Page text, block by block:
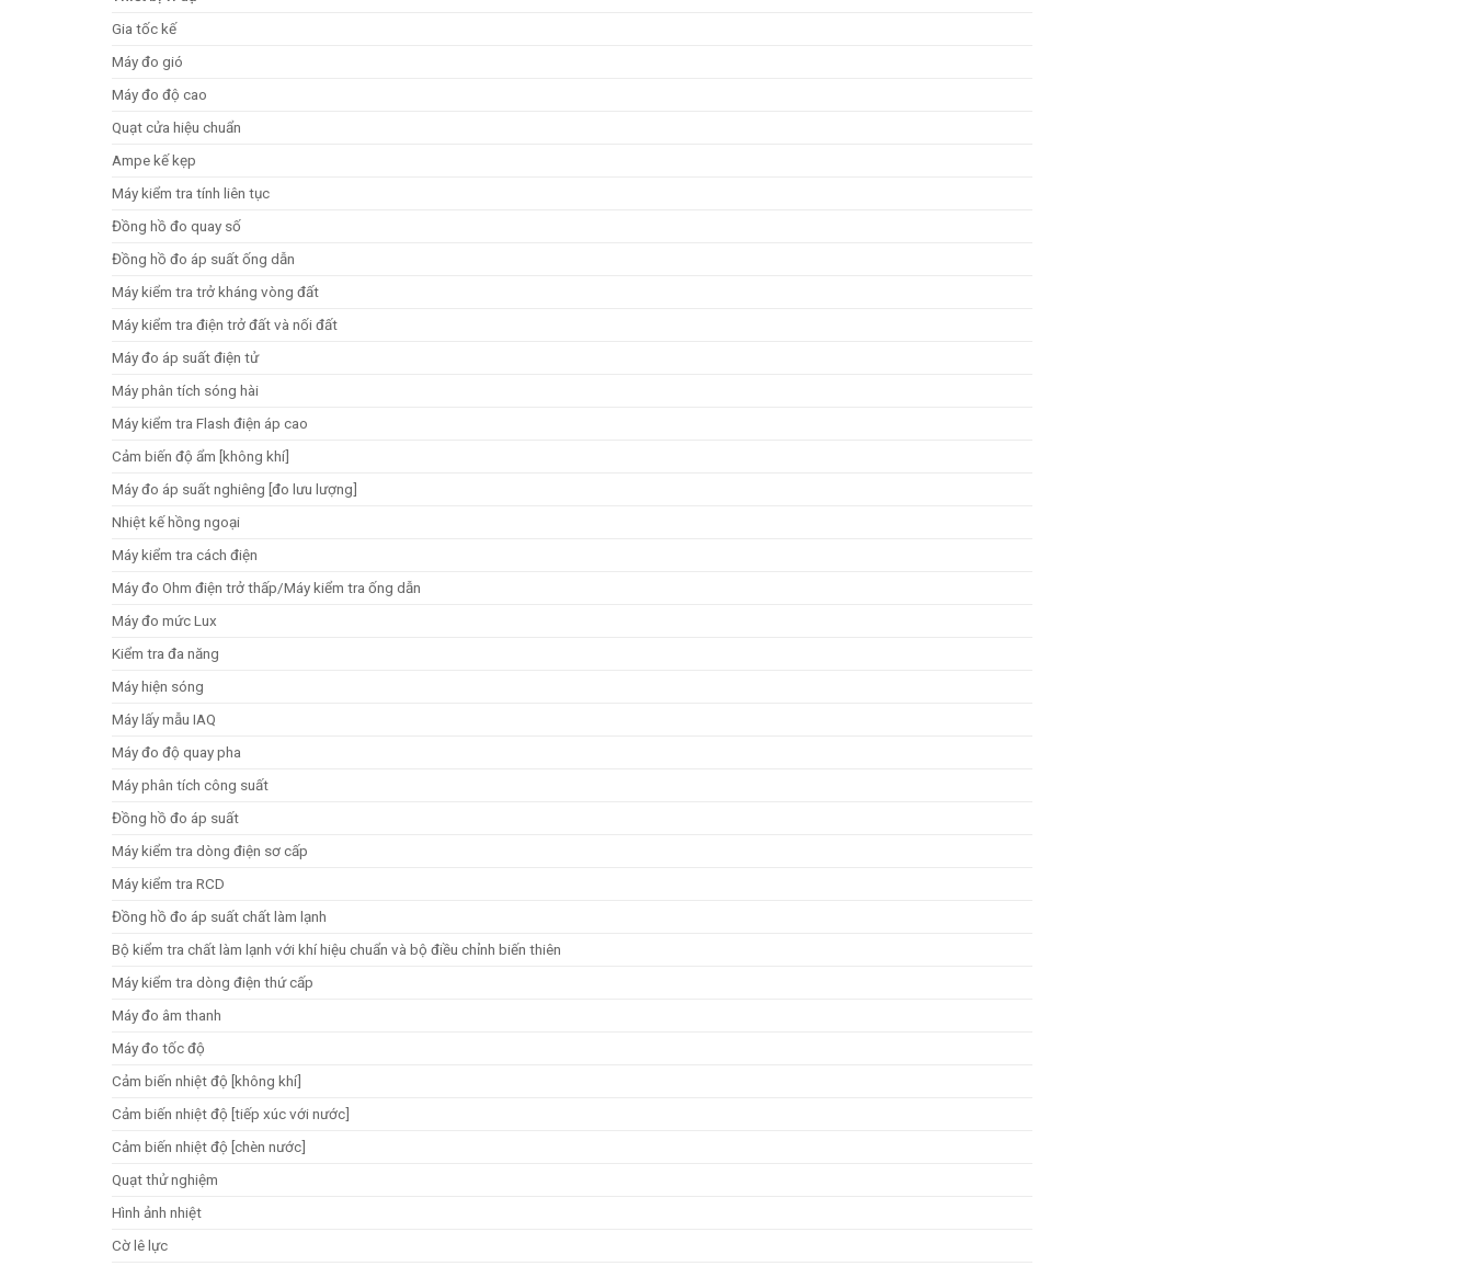
Gia tốc kế
Máy đo gió
Máy đo độ cao
Quạt cửa hiệu chuẩn
Ampe kế kẹp
Máy kiểm tra tính liên tục
Đồng hồ đo quay số
Đồng hồ đo áp suất ống dẫn
Máy kiểm tra trở kháng vòng đất
Máy kiểm tra điện trở đất và nối đất
Máy đo áp suất điện tử
Máy phân tích sóng hài
Máy kiểm tra Flash điện áp cao
Cảm biến độ ẩm [không khí]
Máy đo áp suất nghiêng [đo lưu lượng]
Nhiệt kế hồng ngoại
Máy kiểm tra cách điện
Máy đo Ohm điện trở thấp/Máy kiểm tra ống dẫn
Máy đo mức Lux
Kiểm tra đa năng
Máy hiện sóng
Máy lấy mẫu IAQ
Máy đo độ quay pha
Máy phân tích công suất
Đồng hồ đo áp suất
Máy kiểm tra dòng điện sơ cấp
Máy kiểm tra RCD
Đồng hồ đo áp suất chất làm lạnh
Bộ kiểm tra chất làm lạnh với khí hiệu chuẩn và bộ điều chỉnh biến thiên
Máy kiểm tra dòng điện thứ cấp
Máy đo âm thanh
Máy đo tốc độ
Cảm biến nhiệt độ [không khí]
Cảm biến nhiệt độ [tiếp xúc với nước]
Cảm biến nhiệt độ [chèn nước]
Quạt thử nghiệm
Hình ảnh nhiệt
Cờ lê lực